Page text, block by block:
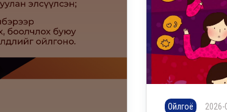
Ойлгоё 2026-